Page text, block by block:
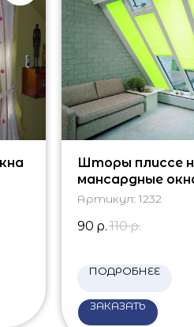
Шторы плиссе
мансардные
Артикул: 1232
90 р. 110 р.
ПОДРОБНЕЕ
ЗАКАЗАТЬ